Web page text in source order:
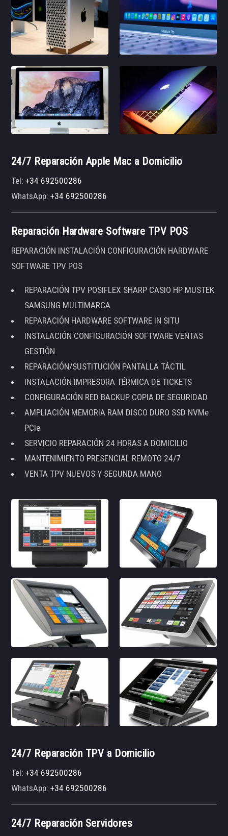
24/7 Reparación Apple Mac a Domicilio
Tel:+34 692500286
WhatsApp:+34 692500286
Reparación Hardware Software TPV POS
REPARACIÓN INSTALACIÓN CONFIGURACIÓN HARDWARE
SOFTWARE TPV POS
REPARACIÓN TPV POSIFLEX SHARP CASIO HP MUSTEK
SAMSUNG MULTIMARCA
REPARACIÓN HARDWARE SOFTWARE IN SITU
INSTALACIÓN CONFIGURACIÓN SOFTWARE VENTAS
GESTIÓN
REPARACIÓN/SUSTITUCIÓN PANTALLA TÁCTIL
INSTALACIÓN IMPRESORA TÉRMICA DE TICKETS
CONFIGURACIÓN RED BACKUP COPIA DE SEGURIDAD
AMPLIACIÓN MEMORIA RAM DISCO DURO SSD NVMe
PCIe
SERVICIO REPARACIÓN 24 HORAS A DOMICILIO
MANTENIMIENTO PRESENCIAL REMOTO 24/7
VENTA TPV NUEVOS Y SEGUNDA MANO
24/7 Reparación TPV a Domicilio
Tel:+34 692500286
WhatsApp:+34 692500286
24/7 Reparación Servidores